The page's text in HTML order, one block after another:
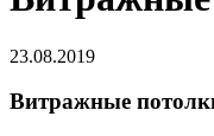
23.08.2019
Витражные